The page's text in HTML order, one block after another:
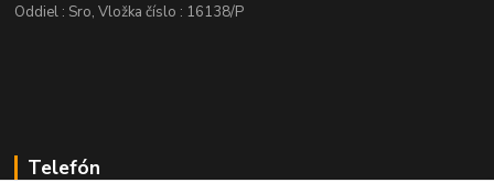
Oddiel : Sro, Vložka číslo : 16138/P
Telefón